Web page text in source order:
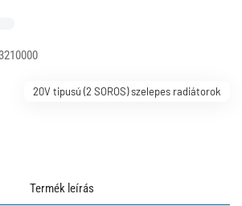
20V tipusú (2 SOROS) szelepes radiátorok
Termék leírás